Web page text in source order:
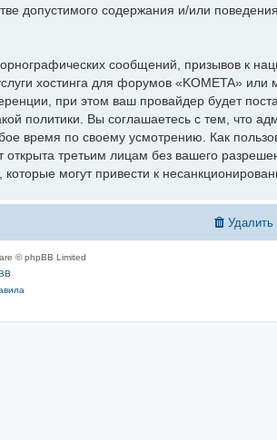
допустимого содержания и/или
сообщений, призывов к
хостинга для форумов «KOMETA»
при этом ваш провайдер будет
политики. Вы соглашаетесь с тем, что
время по своему усмотрению. Как
третьим лицам без вашего
могут привести к
Удалить
© phpBB Limited